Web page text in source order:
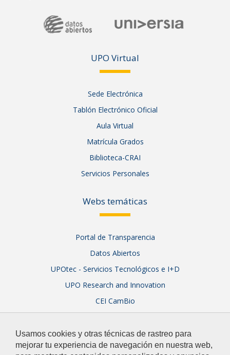
Usamos cookies y otras técnicas de rastreo para
mejorar tu experiencia de navegación en nuestra web,
UPO Virtual
Sede Electrónica
Tablón Electrónico Oficial
Aula Virtual
Matrícula Grados
Biblioteca-CRAI
Servicios Personales
Webs temáticas
Portal de Transparencia
Datos Abiertos
UPOtec - Servicios Tecnológicos e I+D
UPO Research and Innovation
CEI CamBio